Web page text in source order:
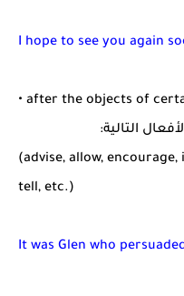
I hope to see you again
• after the objects of
التالية:
(advise, allow,
tell, etc.)
It was Glen who